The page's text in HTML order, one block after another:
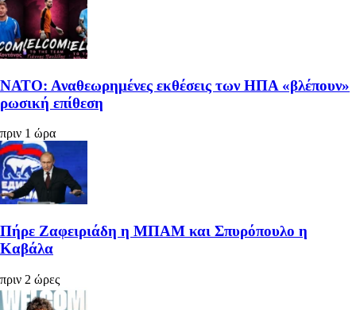
ΝΑΤΟ: Αναθεωρημένες εκθέσεις των ΗΠΑ «βλέπουν»
ρωσική επίθεση
πριν 1 ώρα
Πήρε Ζαφειριάδη η ΜΠΑΜ και Σπυρόπουλο η
Καβάλα
πριν 2 ώρες